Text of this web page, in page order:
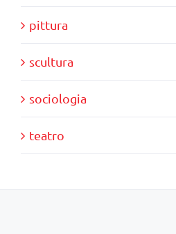
pittura
scultura
sociologia
teatro